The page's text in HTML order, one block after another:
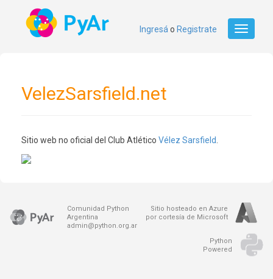
Toggle
Ingresá o Registrate
VelezSarsfield.net
Sitio web no oficial del Club Atlético Vélez Sarsfield
Comunidad Python
Argentina
admin@python.org.ar
Sitio hosteado en Azure
por cortesía de Microsoft
Python
Powered